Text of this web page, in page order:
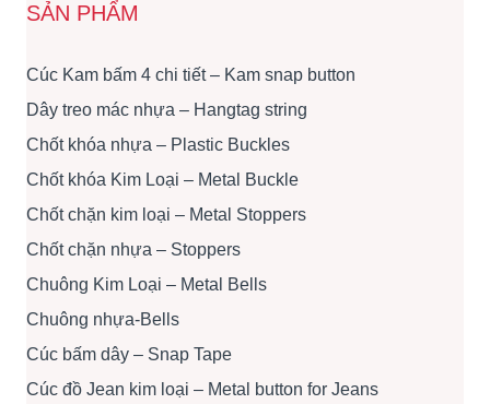
SẢN PHẨM
Cúc Kam bấm 4 chi tiết – Kam snap button
Dây treo mác nhựa – Hangtag string
Chốt khóa nhựa – Plastic Buckles
Chốt khóa Kim Loại – Metal Buckle
Chốt chặn kim loại – Metal Stoppers
Chốt chặn nhựa – Stoppers
Chuông Kim Loại – Metal Bells
Chuông nhựa-Bells
Cúc bấm dây – Snap Tape
Cúc đồ Jean kim loại – Metal button for Jeans